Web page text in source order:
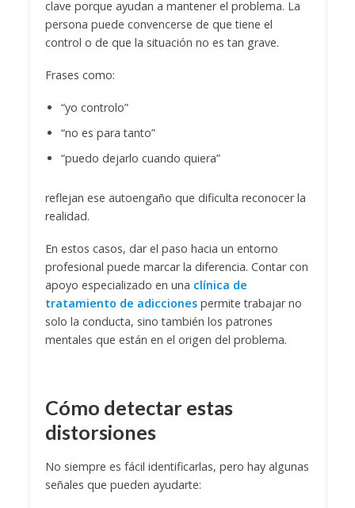
clave porque ayudan a mantener el problema. La
persona puede convencerse de que tiene el
control o de que la situación no es tan grave.
Frases como:
“yo controlo”
“no es para tanto”
“puedo dejarlo cuando quiera”
reflejan ese autoengaño que dificulta reconocer la
realidad.
En estos casos, dar el paso hacia un entorno
profesional puede marcar la diferencia. Contar con
apoyo especializado en una clínica de
tratamiento de adiccionespermite trabajar no
solo la conducta, sino también los patrones
mentales que están en el origen del problema.
Cómo detectar estas
distorsiones
No siempre es fácil identificarlas, pero hay algunas
señales que pueden ayudarte: